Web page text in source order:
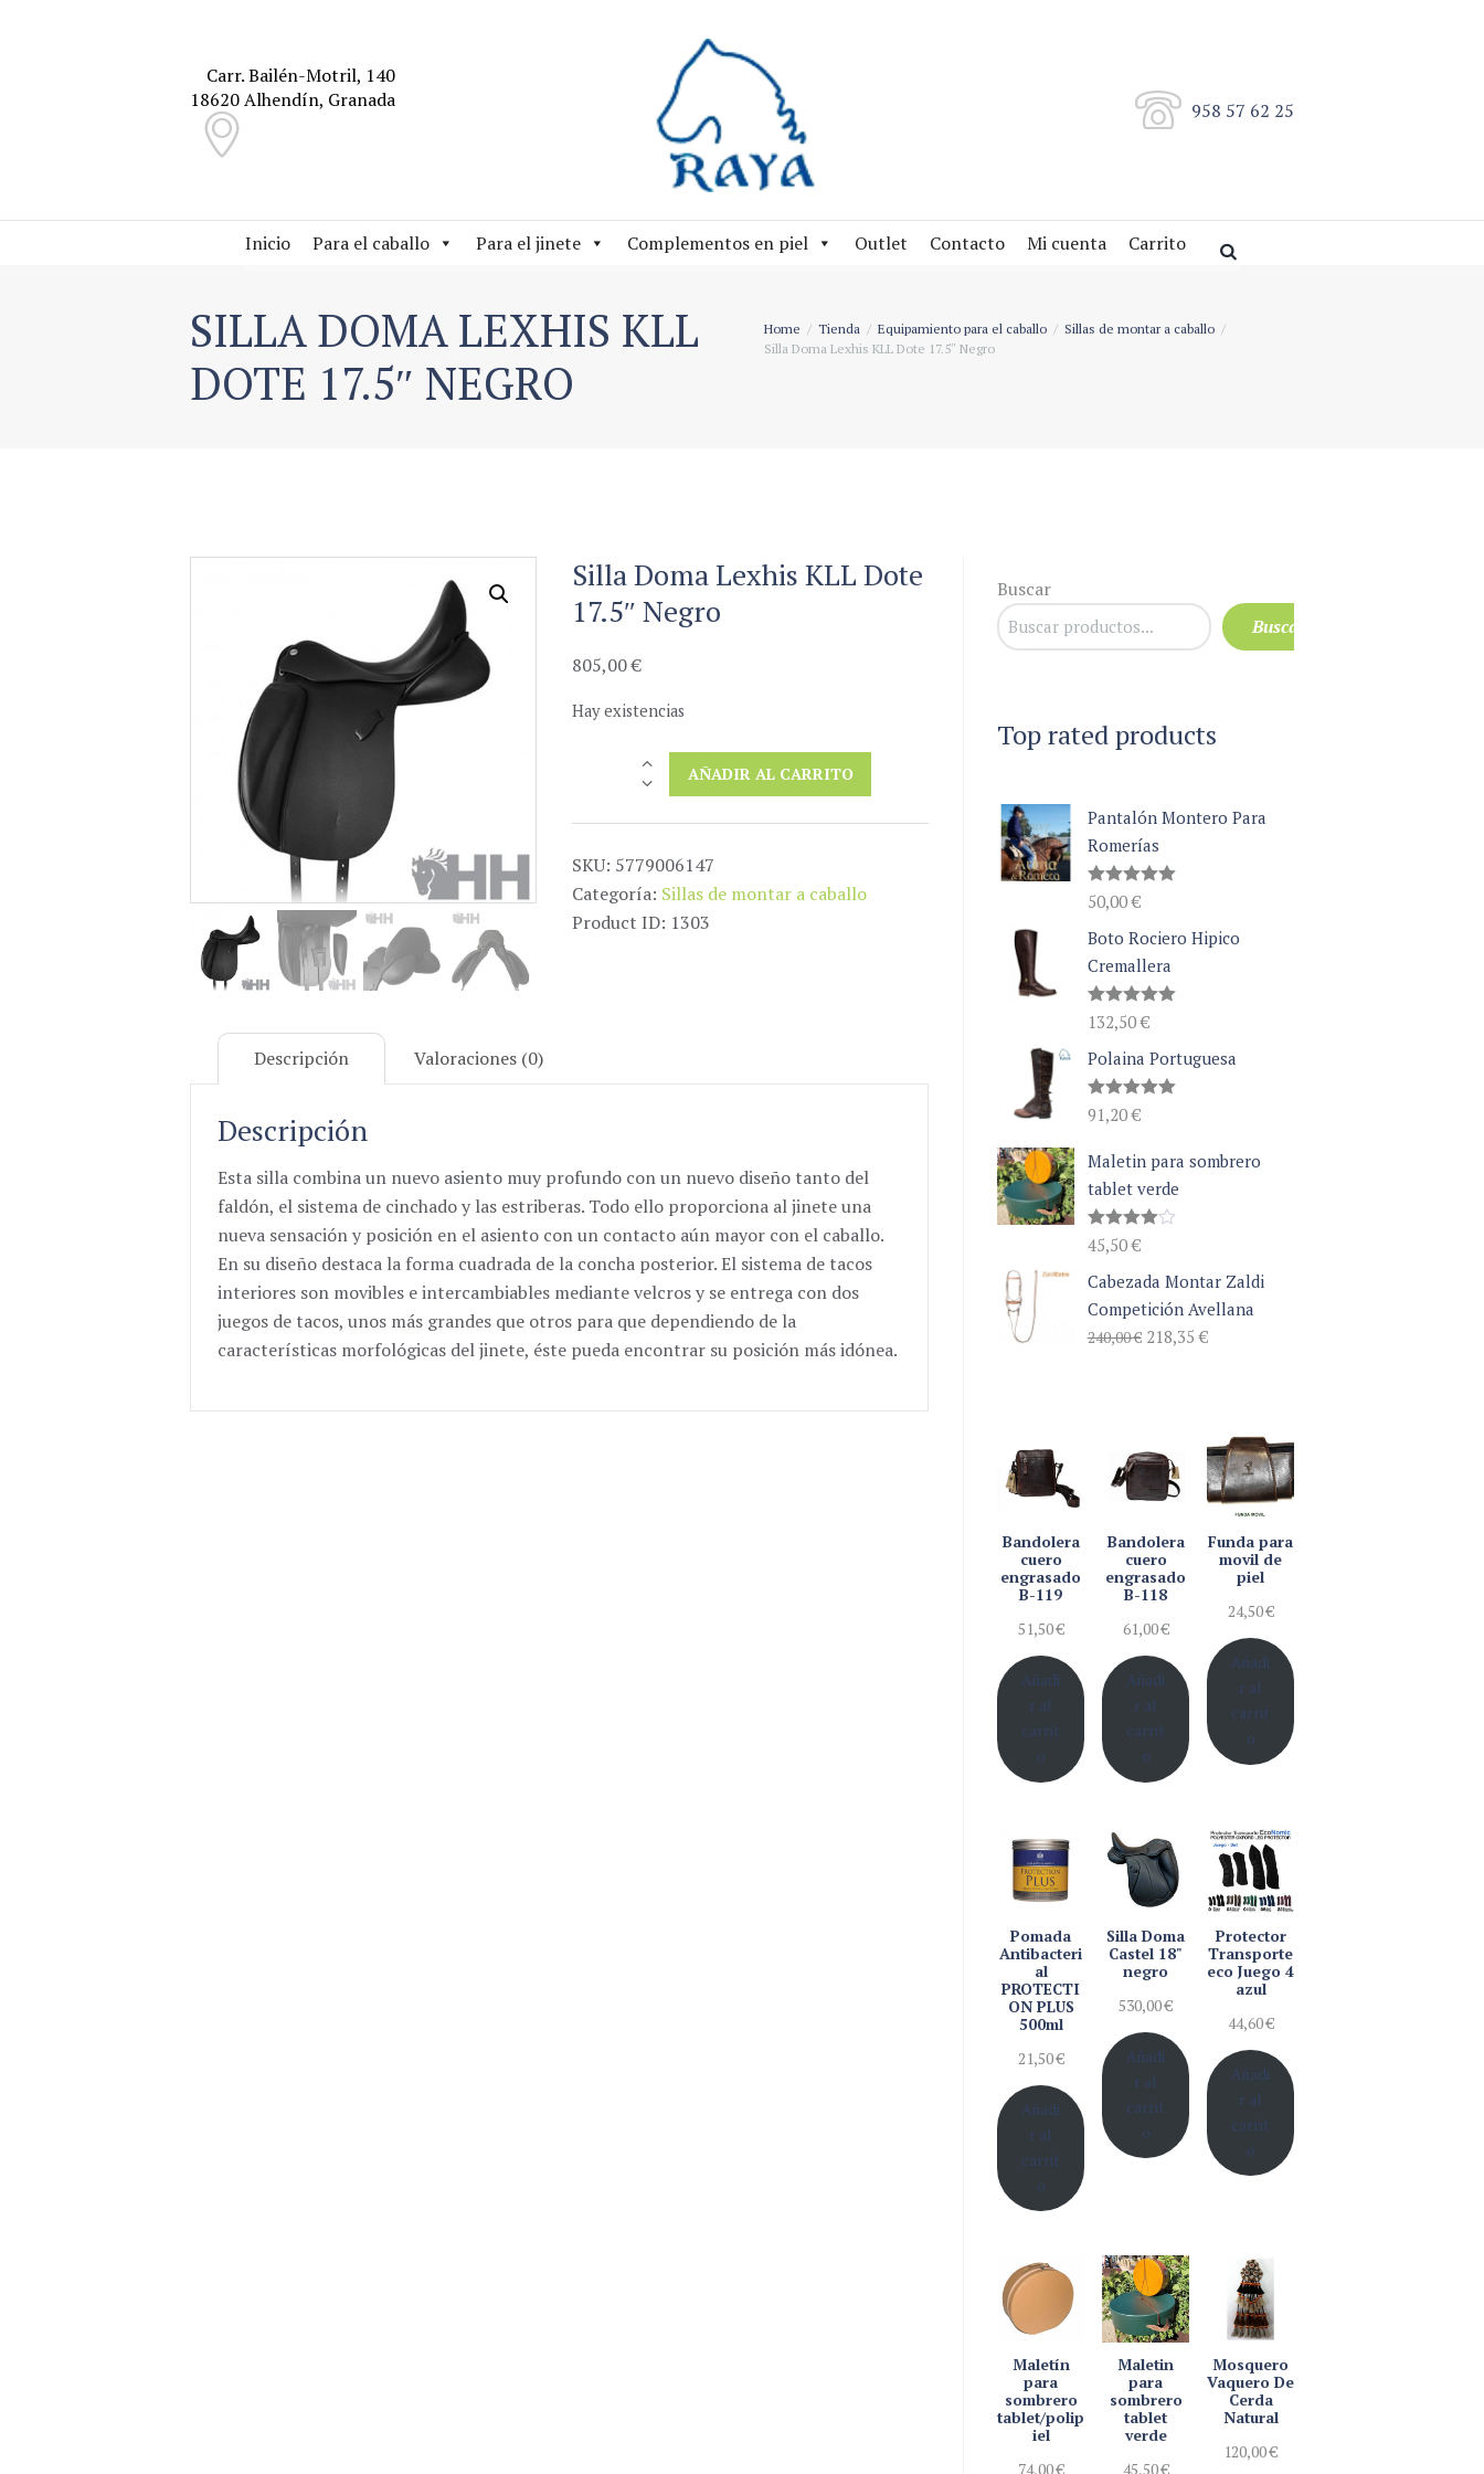
Carr. Bailén-Motril, 140
18620 Alhendín, Granada
958 57 62 25
Inicio Para el caballo Para el jinete Complementos en piel Outlet Contacto Mi cuenta Carrito
SILLA DOMA LEXHIS KLL
DOTE 17.5″ NEGRO
Home Tienda Equipamiento para el caballo
Sillas de montar a caballo
Silla Doma Lexhis KLL Dote 17.5″ Negro
Silla Doma Lexhis KLL Dote
17.5″ Negro
805,00€
Hay existencias
Lexhis
AÑADIR AL CARRITO
SKU: 5779006147
Categoría: Sillas de montar a caballo
Product ID: 1303
Descripción Valoraciones (0)
Descripción
Esta silla combina un nuevo asiento muy profundo con un nuevo diseño tanto del
faldón, el sistema de cinchado y las estriberas. Todo ello proporciona al jinete una
nueva sensación y posición en el asiento con un contacto aún mayor con el caballo.
En su diseño destaca la forma cuadrada de la concha posterior. El sistema de tacos
interiores son movibles e intercambiables mediante velcros y se entrega con dos
juegos de tacos, unos más grandes que otros para que dependiendo de la
características morfológicas del jinete, éste pueda encontrar su posición más idónea.
Buscar
Buscar
Top rated products
Pantalón Montero Para
Romerías
Valorado
con5.00
de 5
50,00€
Boto Rociero Hipico
Cremallera
Valorado
con5.00
de 5
132,50€
Polaina Portuguesa
Valorado
con5.00
91,20€
Maletin para sombrero
tablet verde
Valorado
con4.00
de 5
45,50€
Cabezada Montar Zaldi
Competición Avellana
240,00€ El
240,00 €.
218,35€El
218,35 €.
Bandolera
cuero
engrasado
B-119
51,50€
Añadi
r al
carrit
o
Bandolera
cuero
engrasado
B-118
61,00€
Añadi
r al
carrit
o
Funda para
movil de
piel
24,50€
Añadi
r al
carrit
o
Pomada
Antibacteri
al
PROTECTI
ON PLUS
500ml
21,50€
Añadi
r al
carrit
o
Silla Doma
Castel 18"
negro
530,00€
Añadi
r al
carrit
o
Protector
Transporte
eco Juego 4
azul
44,60€
Añadi
r al
carrit
o
Maletín
para
sombrero
tablet/polip
iel
74,00€
Maletin
para
sombrero
tablet
verde
45,50€
Mosquero
Vaquero De
Cerda
Natural
120,00€